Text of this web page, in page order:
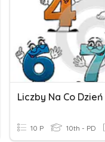
Liczby Na Co Dzień
10 P 10th - PD